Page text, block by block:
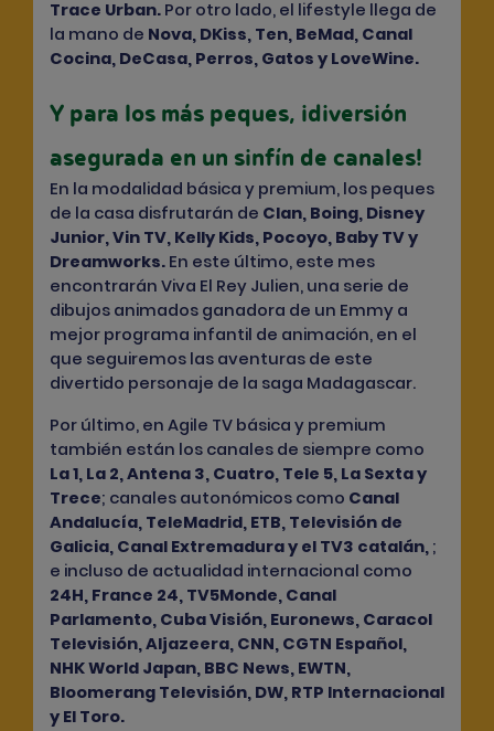
Trace Urban. Por otro lado, el lifestyle llega de
la mano de Nova, DKiss, Ten, BeMad, Canal
Cocina, DeCasa, Perros, Gatos y LoveWine.
Y para los más peques, ¡diversión
asegurada en un sinfín de canales!
En la modalidad básica y premium, los peques
de la casa disfrutarán de Clan, Boing, Disney
Junior, Vin TV, Kelly Kids, Pocoyo, Baby TV y
Dreamworks. En este último, este mes
encontrarán Viva El Rey Julien, una serie de
dibujos animados ganadora de un Emmy a
mejor programa infantil de animación, en el
que seguiremos las aventuras de este
divertido personaje de la saga Madagascar.
Por último, en Agile TV básica y premium
también están los canales de siempre como
La 1, La 2, Antena 3, Cuatro, Tele 5, La Sexta y
Trece; canales autonómicos como Canal
Andalucía, TeleMadrid, ETB, Televisión de
Galicia, Canal Extremadura y el TV3 catalán, ;
e incluso de actualidad internacional como
24H, France 24, TV5Monde, Canal
Parlamento, Cuba Visión, Euronews, Caracol
Televisión, Aljazeera, CNN, CGTN Español,
NHK World Japan, BBC News, EWTN,
Bloomerang Televisión, DW, RTP Internacional
y El Toro.